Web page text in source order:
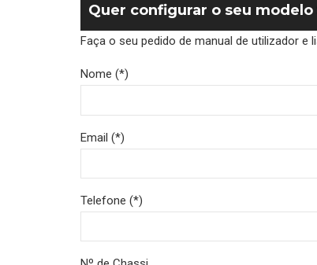
Quer configurar o seu modelo
Faça o seu pedido de manual de utilizador
Nome (*)
Email (*)
Telefone (*)